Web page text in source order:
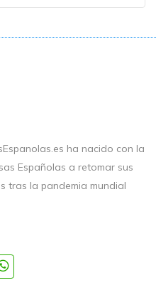
ha nacido con la
Españolas a retomar sus
tras la pandemia mundial